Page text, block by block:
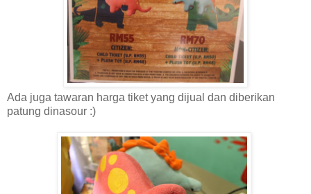
Ada juga tawaran harga tiket yang dijual dan diberikan
patung dinasour :)